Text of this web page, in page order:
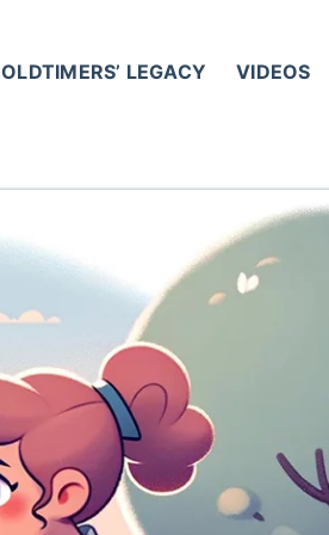
OLDTIMERS’ LEGACY VIDEOS